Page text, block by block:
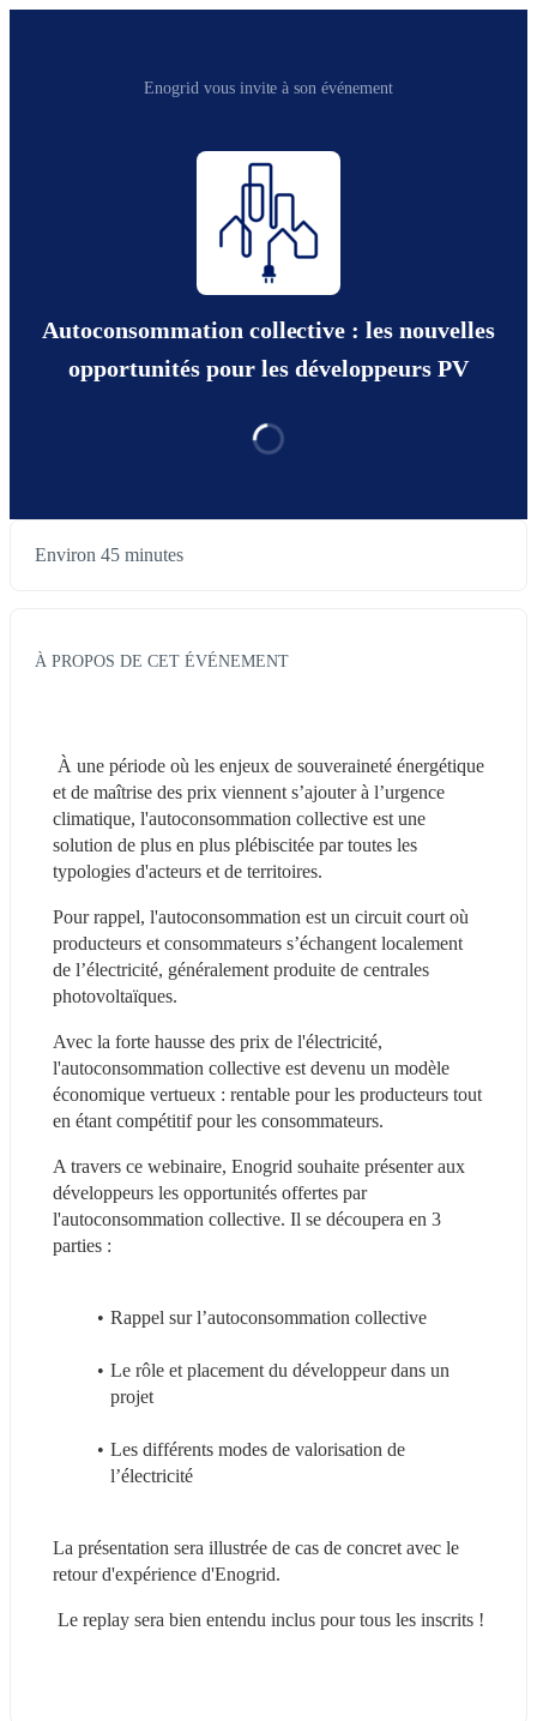
Enogrid vous invite à son événement
Autoconsommation collective : les nouvelles
opportunités pour les développeurs PV
Environ 45 minutes
À PROPOS DE CET ÉVÉNEMENT
À une période où les enjeux de souveraineté énergétique
et de maîtrise des prix viennent s’ajouter à l’urgence
climatique, l'autoconsommation collective est une
solution de plus en plus plébiscitée par toutes les
typologies d'acteurs et de territoires.
Pour rappel, l'autoconsommation est un circuit court où
producteurs et consommateurs s’échangent localement
de l’électricité, généralement produite de centrales
photovoltaïques.
Avec la forte hausse des prix de l'électricité,
l'autoconsommation collective est devenu un modèle
économique vertueux : rentable pour les producteurs tout
en étant compétitif pour les consommateurs.
A travers ce webinaire, Enogrid souhaite présenter aux
développeurs les opportunités offertes par
l'autoconsommation collective. Il se découpera en 3
parties :
Rappel sur l’autoconsommation collective
Le rôle et placement du développeur dans un
projet
Les différents modes de valorisation de
l’électricité
La présentation sera illustrée de cas de concret avec le
retour d'expérience d'Enogrid.
Le replay sera bien entendu inclus pour tous les inscrits !